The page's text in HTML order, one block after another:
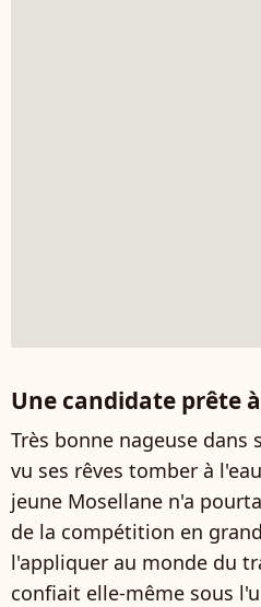
Une candidate prête
Très bonne nageuse dans
vu ses rêves tomber à
jeune Mosellane n'a
de la compétition en
l'appliquer au monde du
confiait elle-même sous